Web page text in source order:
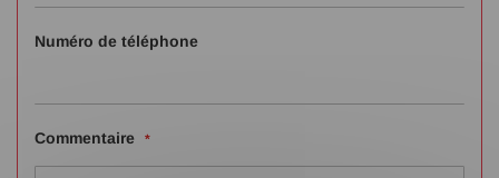
Numéro de téléphone
Commentaire